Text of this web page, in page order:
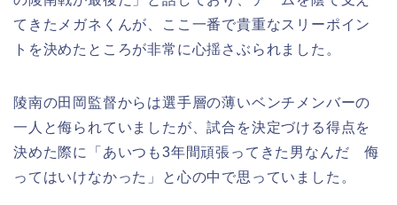
てきたメガネくんが、ここ一番で貴重なスリーポイン
トを決めたところが非常に心揺さぶられました。
陵南の田岡監督からは選手層の薄いベンチメンバーの
一人と侮られていましたが、試合を決定づける得点を
決めた際に「あいつも3年間頑張ってきた男なんだ 侮
ってはいけなかった」と心の中で思っていました。